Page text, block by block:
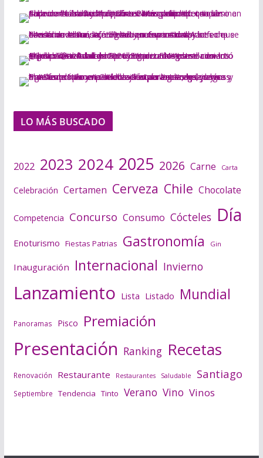
LO MÁS BUSCADO
2022 2023 2024 2025 2026 Carne Carta
Celebración Certamen Cerveza Chile Chocolate
Competencia Concurso Consumo Cócteles Día
Enoturismo Fiestas Patrias Gastronomía Gin
Inauguración Internacional Invierno
Lanzamiento Lista Listado Mundial
Panoramas Pisco Premiación
Presentación Ranking Recetas
Renovación Restaurante Restaurantes Saludable Santiago
Septiembre Tendencia Tinto Verano Vino Vinos